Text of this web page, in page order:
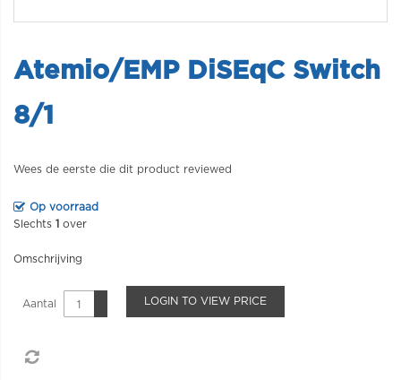
Atemio/EMP DiSEqC Switch
8/1
Wees de eerste die dit product reviewed
Op voorraad
Slechts 1 over
Omschrijving
Aantal LOGIN TO VIEW PRICE